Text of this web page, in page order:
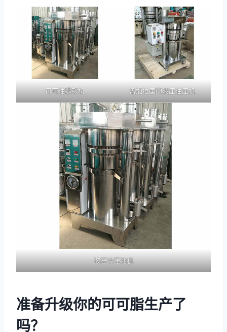
可可油提取机 孟加拉国的液压油压机
液压冷压油机
准备升级你的可可脂生产了
吗？